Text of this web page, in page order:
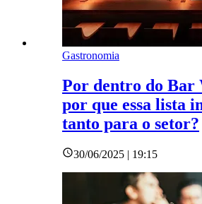
Gastronomia
Por dentro do Bar
por que essa lista
tanto para o setor?
30/06/2025 | 19:15